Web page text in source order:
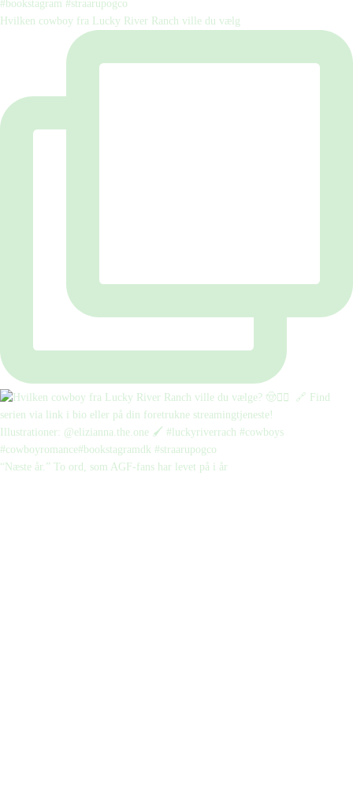
Hvilken cowboy fra Lucky River Ranch ville du vælg
“Næste år.” To ord, som AGF-fans har levet på i år